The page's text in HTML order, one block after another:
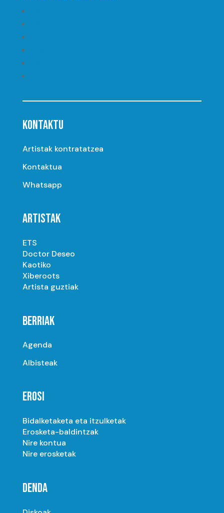
KONTAKTU
Artistak kontratatzea
Kontaktua
Whatsapp
ARTISTAK
ETS
Doctor Deseo
Kaotiko
Xiberoots
Artista guztiak
BERRIAK
Agenda
Albisteak
EROSI
Bidalketaketa eta itzulketak
Erosketa-baldintzak
Nire kontua
Nire erosketak
DENDA